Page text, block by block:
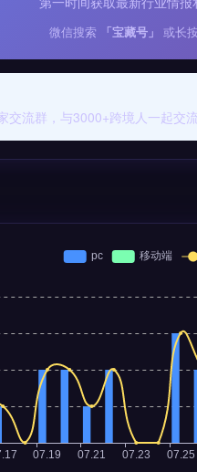
微信搜索 「宝藏号」 或长
流群，与3000+跨境人一起交